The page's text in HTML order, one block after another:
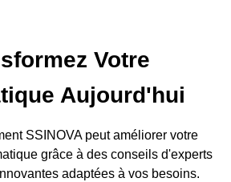
Votre
Aujourd'hui
SSINOVA peut améliorer votre
grâce à des conseils d'experts
adaptées à vos besoins.